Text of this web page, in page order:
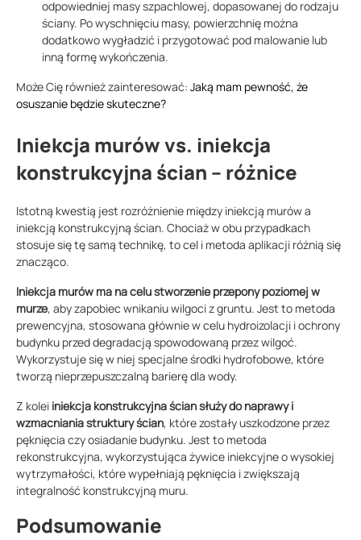
odpowiedniej masy szpachlowej, dopasowanej do rodzaju
ściany. Po wyschnięciu masy, powierzchnię można
dodatkowo wygładzić i przygotować pod malowanie lub
inną formę wykończenia.
Może Cię również zainteresować: Jaką mam pewność, że
osuszanie będzie skuteczne?
Iniekcja murów vs. iniekcja
konstrukcyjna ścian – różnice
Istotną kwestią jest rozróżnienie między iniekcją murów a
iniekcją konstrukcyjną ścian. Chociaż w obu przypadkach
stosuje się tę samą technikę, to cel i metoda aplikacji różnią się
znacząco.
Iniekcja murów ma na celu stworzenie przepony poziomej w
murze, aby zapobiec wnikaniu wilgoci z gruntu. Jest to metoda
prewencyjna, stosowana głównie w celu hydroizolacji i ochrony
budynku przed degradacją spowodowaną przez wilgoć.
Wykorzystuje się w niej specjalne środki hydrofobowe, które
tworzą nieprzepuszczalną barierę dla wody.
Z kolei iniekcja konstrukcyjna ścian służy do naprawy i
wzmacniania struktury ścian, które zostały uszkodzone przez
pęknięcia czy osiadanie budynku. Jest to metoda
rekonstrukcyjna, wykorzystująca żywice iniekcyjne o wysokiej
wytrzymałości, które wypełniają pęknięcia i zwiększają
integralność konstrukcyjną muru.
Podsumowanie